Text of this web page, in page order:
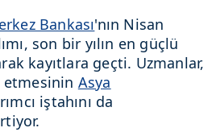
Bankası'nın Nisan
son bir yılın en güçlü
kayıtlara geçti. Uzmanlar,
etmesinin Asya
iştahını da